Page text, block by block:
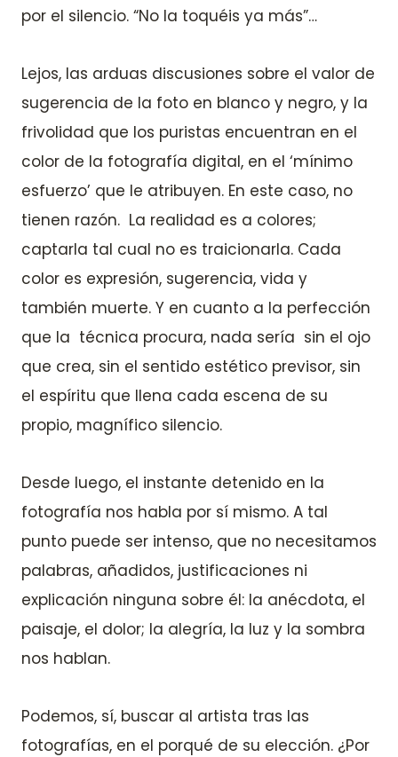
por el silencio. “No la toquéis ya más”…
Lejos, las arduas discusiones sobre el valor de
sugerencia de la foto en blanco y negro, y la
frivolidad que los puristas encuentran en el
color de la fotografía digital, en el ‘mínimo
esfuerzo’ que le atribuyen. En este caso, no
tienen razón. La realidad es a colores;
captarla tal cual no es traicionarla. Cada
color es expresión, sugerencia, vida y
también muerte. Y en cuanto a la perfección
que la técnica procura, nada sería sin el ojo
que crea, sin el sentido estético previsor, sin
el espíritu que llena cada escena de su
propio, magnífico silencio.
Desde luego, el instante detenido en la
fotografía nos habla por sí mismo. A tal
punto puede ser intenso, que no necesitamos
palabras, añadidos, justificaciones ni
explicación ninguna sobre él: la anécdota, el
paisaje, el dolor; la alegría, la luz y la sombra
nos hablan.
Podemos, sí, buscar al artista tras las
fotografías, en el porqué de su elección. ¿Por